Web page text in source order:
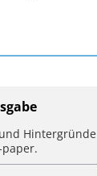
Hintergründe